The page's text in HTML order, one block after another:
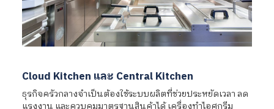
Cloud Kitchen และ Central Kitchen
ธุรกิจครัวกลางจำเป็นต้องใช้ระบบผลิตที่ช่วยประหยัดเวลา ลด